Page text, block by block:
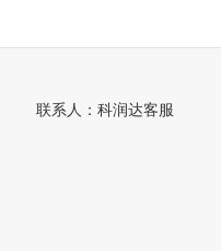
联系人：科润达客服